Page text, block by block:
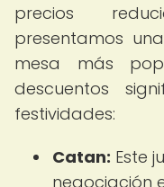
precios
presentamos
mesa más
descuentos
festividades:
Catan: Este
negociación